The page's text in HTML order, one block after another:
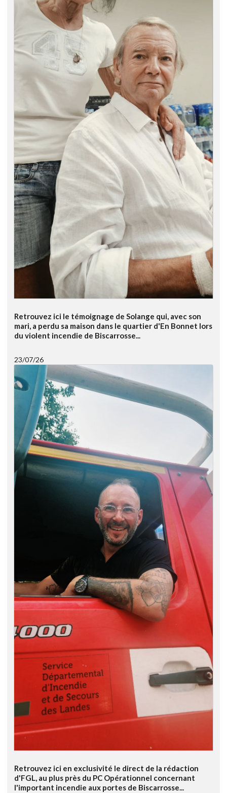
Retrouvez ici le témoignage de Solange qui, avec son
mari, a perdu sa maison dans le quartier d'En Bonnet lors
du violent incendie de Biscarrosse...
23/07/26
Retrouvez ici en exclusivité le direct de la rédaction
d'FGL, au plus près du PC Opérationnel concernant
l'important incendie aux portes de Biscarrosse...